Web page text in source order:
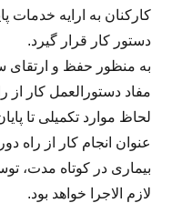
کارکنان به ارایه خدمات
دستور کار قرار گیرد.
به منظور حفظ و ارتقای
لحاظ موارد تکمیلی تا
عنوان انجام کار از راه
بیماری در کوتاه مدت،
لازم الاجرا خواهد بود.